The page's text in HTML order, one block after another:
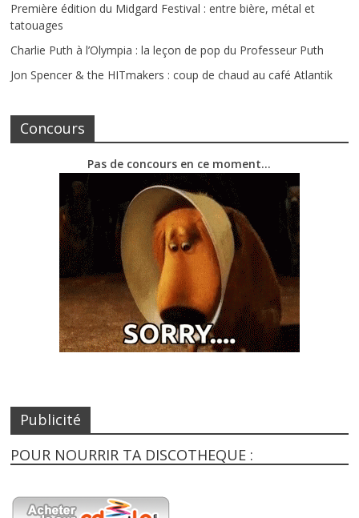
Première édition du Midgard Festival : entre bière, métal et
tatouages
Charlie Puth à l’Olympia : la leçon de pop du Professeur Puth
Jon Spencer & the HITmakers : coup de chaud au café Atlantik
Concours
Pas de concours en ce moment…
Publicité
POUR NOURRIR TA DISCOTHEQUE :